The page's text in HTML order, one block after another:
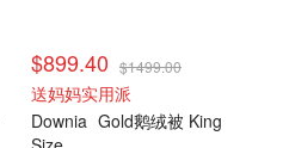
$899.40 $1499.00
送妈妈实用派
Downia Gold鹅绒被 King